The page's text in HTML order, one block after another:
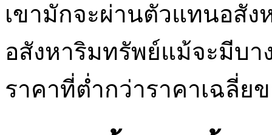
เขามักจะผ่านตัวแทนอสัง
อสังหาริมทรัพย์แม้จะมีบ
ราคาที่ต่ำกว่าราคาเฉลี่ย